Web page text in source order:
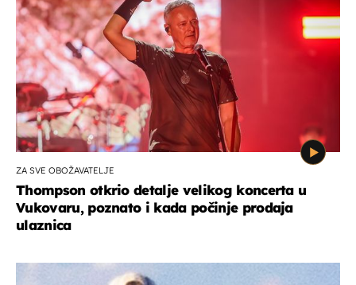
ZA SVE OBOŽAVATELJE
Thompson otkrio detalje velikog koncerta u
Vukovaru, poznato i kada počinje prodaja
ulaznica